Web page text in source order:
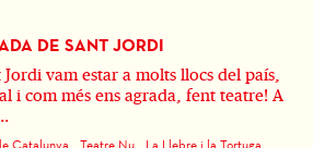
DE SANT JORDI
vam estar a molts llocs del país,
i com més ens agrada, fent teatre! A
Catalunya Teatre Nu La Llebre i la Tortuga